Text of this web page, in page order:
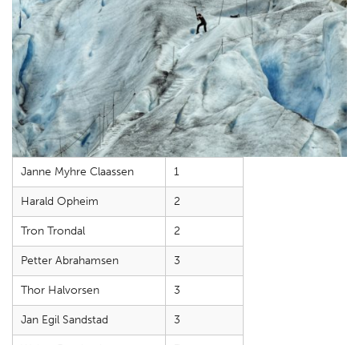
Janne Myhre Claassen 1
Harald Opheim 2
Tron Trondal 2
Petter Abrahamsen 3
Thor Halvorsen 3
Jan Egil Sandstad 3